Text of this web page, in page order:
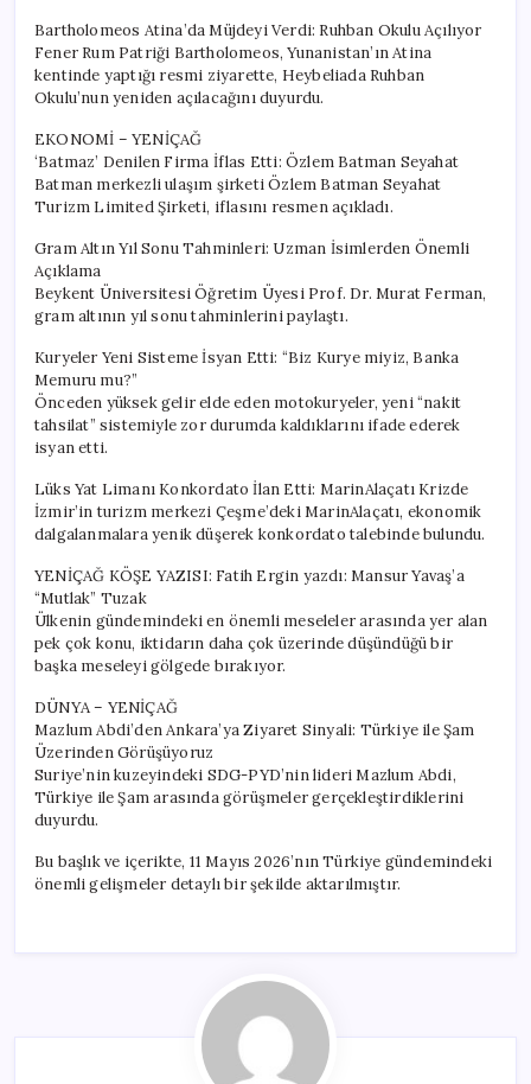
Bartholomeos Atina’da Müjdeyi Verdi: Ruhban Okulu Açılıyor
Fener Rum Patriği Bartholomeos, Yunanistan’ın Atina
kentinde yaptığı resmi ziyarette, Heybeliada Ruhban
Okulu’nun yeniden açılacağını duyurdu.
EKONOMİ – YENİÇAĞ
‘Batmaz’ Denilen Firma İflas Etti: Özlem Batman Seyahat
Batman merkezli ulaşım şirketi Özlem Batman Seyahat
Turizm Limited Şirketi, iflasını resmen açıkladı.
Gram Altın Yıl Sonu Tahminleri: Uzman İsimlerden Önemli
Açıklama
Beykent Üniversitesi Öğretim Üyesi Prof. Dr. Murat Ferman,
gram altının yıl sonu tahminlerini paylaştı.
Kuryeler Yeni Sisteme İsyan Etti: “Biz Kurye miyiz, Banka
Memuru mu?”
Önceden yüksek gelir elde eden motokuryeler, yeni “nakit
tahsilat” sistemiyle zor durumda kaldıklarını ifade ederek
isyan etti.
Lüks Yat Limanı Konkordato İlan Etti: MarinAlaçatı Krizde
İzmir’in turizm merkezi Çeşme’deki MarinAlaçatı, ekonomik
dalgalanmalara yenik düşerek konkordato talebinde bulundu.
YENİÇAĞ KÖŞE YAZISI: Fatih Ergin yazdı: Mansur Yavaş’a
“Mutlak” Tuzak
Ülkenin gündemindeki en önemli meseleler arasında yer alan
pek çok konu, iktidarın daha çok üzerinde düşündüğü bir
başka meseleyi gölgede bırakıyor.
DÜNYA – YENİÇAĞ
Mazlum Abdi’den Ankara’ya Ziyaret Sinyali: Türkiye ile Şam
Üzerinden Görüşüyoruz
Suriye’nin kuzeyindeki SDG-PYD’nin lideri Mazlum Abdi,
Türkiye ile Şam arasında görüşmeler gerçekleştirdiklerini
duyurdu.
Bu başlık ve içerikte, 11 Mayıs 2026’nın Türkiye gündemindeki
önemli gelişmeler detaylı bir şekilde aktarılmıştır.